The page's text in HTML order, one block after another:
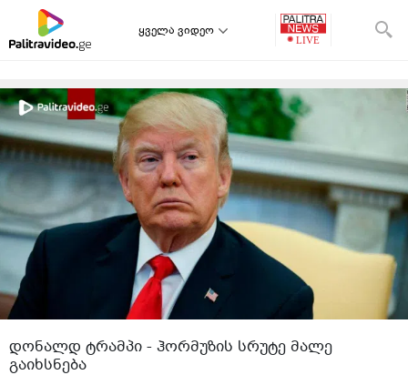
ყველა ვიდეო
დონალდ ტრამპი - ჰორმუზის სრუტე მალე
გაიხსნება